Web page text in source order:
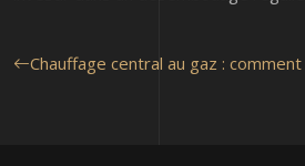
Chauffage central au gaz :